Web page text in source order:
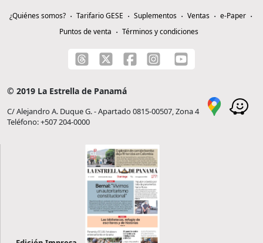
¿Quiénes somos? Tarifario GESE Suplementos Ventas
e-Paper
Puntos de venta
Términos y condiciones
© 2019 La Estrella de Panamá
C/ Alejandro A. Duque G. - Apartado 0815-00507, Zona 4
Teléfono: +507 204-0000